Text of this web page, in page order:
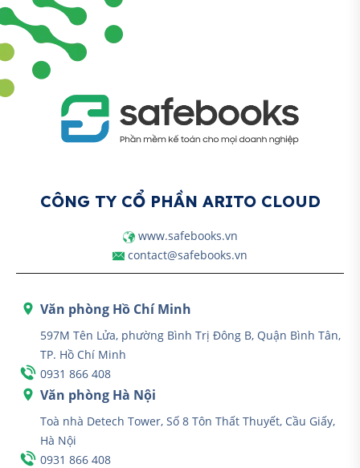
CÔNG TY CỔ PHẦN ARITO CLOUD
www.safebooks.vn
contact@safebooks.vn
Văn phòng Hồ Chí Minh
597M Tên Lửa, phường Bình Trị Đông B, Quận Bình Tân,
TP. Hồ Chí Minh
0931 866 408
Văn phòng Hà Nội
Toà nhà Detech Tower, Số 8 Tôn Thất Thuyết, Cầu Giấy,
Hà Nội
0931 866 408